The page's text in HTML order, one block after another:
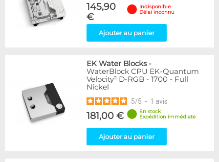
145,90
€
Indisponible
Délai inconnu
Ajouter au panier
EK Water Blocks-
WaterBlock CPU EK-Quantum
Velocity² D-RGB - 1700 - Full
Nickel
5/5 - 1 avis
181,00 €
En stock
Expédition immédiate
Ajouter au panier